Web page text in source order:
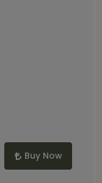
Buy Now